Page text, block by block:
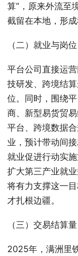
算”，原来外流至
截留在本地，形成
（二）就业与岗位
平台公司直接运
技研发、跨境结
位。同时，围绕
商、新型易货贸
平台、跨境数据
业，预计带动间
就业促进行动实
扩大第三产业就
将有力支撑这一
才扎根边疆。
（三）交易结算量
2025年，满洲里